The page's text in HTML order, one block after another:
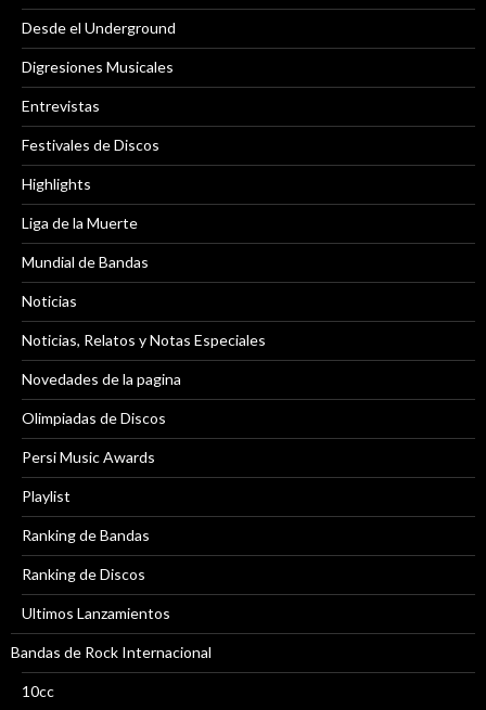
Desde el Underground
Digresiones Musicales
Entrevistas
Festivales de Discos
Highlights
Liga de la Muerte
Mundial de Bandas
Noticias
Noticias, Relatos y Notas Especiales
Novedades de la pagina
Olimpiadas de Discos
Persi Music Awards
Playlist
Ranking de Bandas
Ranking de Discos
Ultimos Lanzamientos
Bandas de Rock Internacional
10cc